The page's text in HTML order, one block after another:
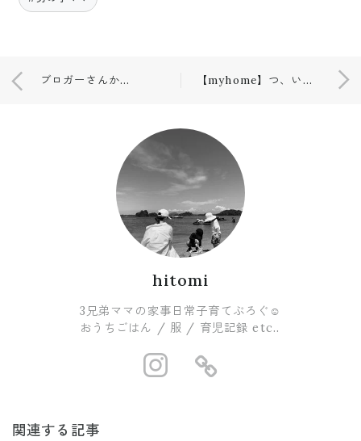
ブロガーさんから購入した☺️♡ 【myhome】つ、い、に、キターーーー⤴️
hitomi
3兄弟ママの家事日常子育てぶろぐ☺︎
おうちごはん / 服 / 育児記録 etc..
https://
関連する記事